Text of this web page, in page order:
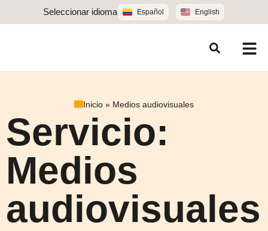
Seleccionar idioma Español English
Inicio » Medios audiovisuales
Servicio:
Medios
audiovisuales